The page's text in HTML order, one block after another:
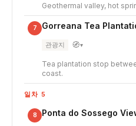
Geothermal valley, hot
7 Gorreana Tea
관광지 🧭▾
Tea plantation stop
coast.
일차 5
8 Ponta do Sossego